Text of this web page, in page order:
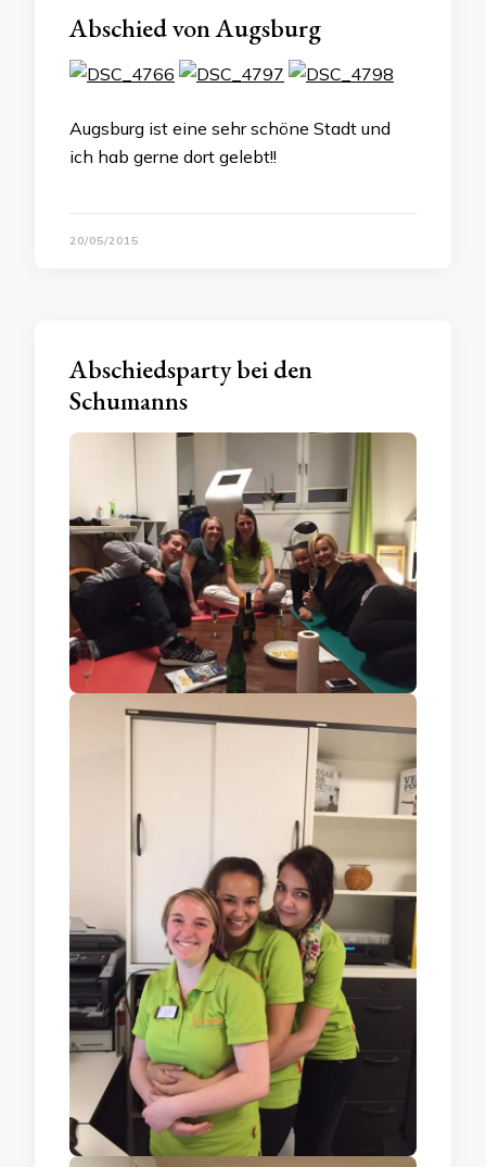
Abschied von Augsburg
Augsburg ist eine sehr schöne Stadt und
ich hab gerne dort gelebt!!
20/05/2015
Abschiedsparty bei den
Schumanns